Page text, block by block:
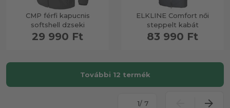
CMP férfi kapucnis
softshell dzseki
29 990 Ft
ELKLINE Comfort női
steppelt kabát
83 990 Ft
További 12 termék
/ 7